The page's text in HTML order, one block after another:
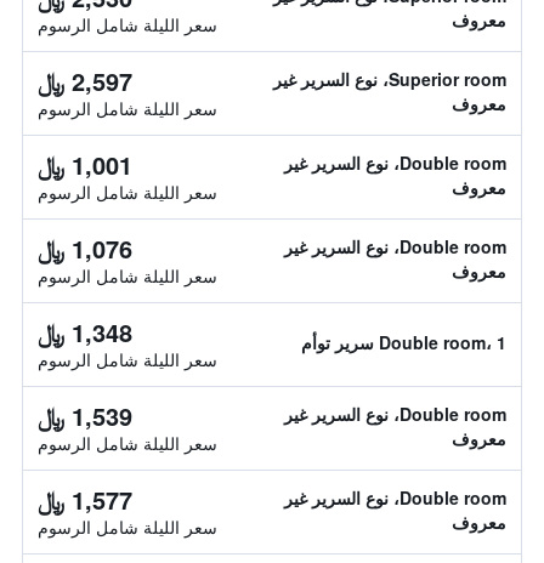
معروف
سعر الليلة شامل الرسوم
Superior room، نوع السرير غير
معروف
2,597 ﷼
سعر الليلة شامل الرسوم
Double room، نوع السرير غير
معروف
1,001 ﷼
سعر الليلة شامل الرسوم
Double room، نوع السرير غير
معروف
1,076 ﷼
سعر الليلة شامل الرسوم
Double room، 1 سرير توأم 1,348 ﷼
سعر الليلة شامل الرسوم
Double room، نوع السرير غير
معروف
1,539 ﷼
سعر الليلة شامل الرسوم
Double room، نوع السرير غير
معروف
1,577 ﷼
سعر الليلة شامل الرسوم